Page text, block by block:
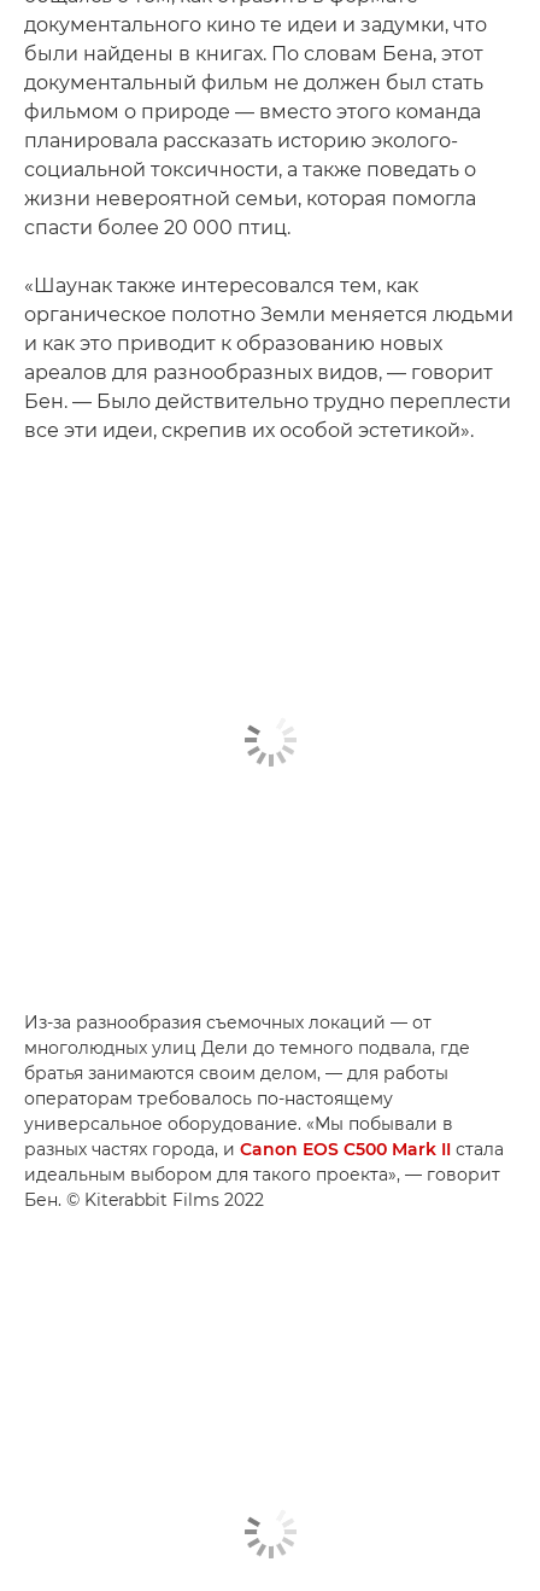
документального кино те идеи и задумки, что
были найдены в книгах. По словам Бена, этот
документальный фильм не должен был стать
фильмом о природе — вместо этого команда
планировала рассказать историю эколого-
социальной токсичности, а также поведать о
жизни невероятной семьи, которая помогла
спасти более 20 000 птиц.
«Шаунак также интересовался тем, как
органическое полотно Земли меняется людьми
и как это приводит к образованию новых
ареалов для разнообразных видов, — говорит
Бен. — Было действительно трудно переплести
все эти идеи, скрепив их особой эстетикой».
Из-за разнообразия съемочных локаций — от
многолюдных улиц Дели до темного подвала, где
братья занимаются своим делом, — для работы
операторам требовалось по-настоящему
универсальное оборудование. «Мы побывали в
разных частях города, и Canon EOS C500 Mark II стала
идеальным выбором для такого проекта», — говорит
Бен. © Kiterabbit Films 2022